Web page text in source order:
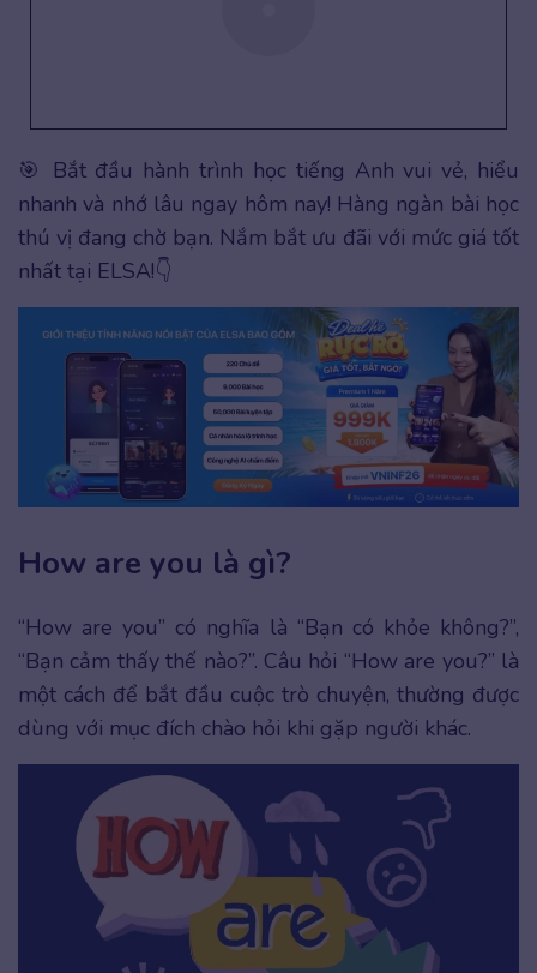
🎯 Bắt đầu hành trình học tiếng Anh vui vẻ, hiểu
nhanh và nhớ lâu ngay hôm nay! Hàng ngàn bài học
thú vị đang chờ bạn. Nắm bắt ưu đãi với mức giá tốt
nhất tại ELSA!👇
How are you là gì?
“How are you” có nghĩa là “Bạn có khỏe không?”,
“Bạn cảm thấy thế nào?”. Câu hỏi “How are you?” là
một cách để bắt đầu cuộc trò chuyện, thường được
dùng với mục đích chào hỏi khi gặp người khác.